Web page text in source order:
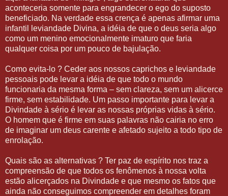
aconteceria somente para engrandecer o ego do suposto
beneficiado. Na verdade essa crença é apenas afirmar uma
infantil leviandade Divina, a idéia de que o deus seria algo
como um menino emocionalmente imaturo que faria
qualquer coisa por um pouco de bajulação.
Como evita-lo ? Ceder aos nossos caprichos e leviandade
pessoais pode levar a idéia de que todo o mundo
funcionaria da mesma forma – sem clareza, sem um alicerce
firme, sem estabilidade. Um passo importante para levar a
Divindade à sério é levar as nossas próprias vidas à sério.
O homem que é firme em suas palavras não cairia no erro
de imaginar um deus carente e afetado sujeito a todo tipo de
enrolação.
Quais são as alternativas ? Ter paz de espírito nos traz a
compreensão de que todos os fenômenos à nossa volta
estão alicerçados na Divindade e que mesmo os fatos que
ainda não conseguimos compreender em detalhes foram